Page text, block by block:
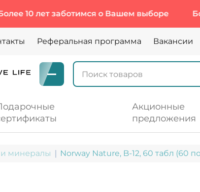
лет заботимся о Вашем выборе Более
Реферальная программа Вакансии
Акционные
предложения
минералы Norway Nature, B-12, 60 табл (60